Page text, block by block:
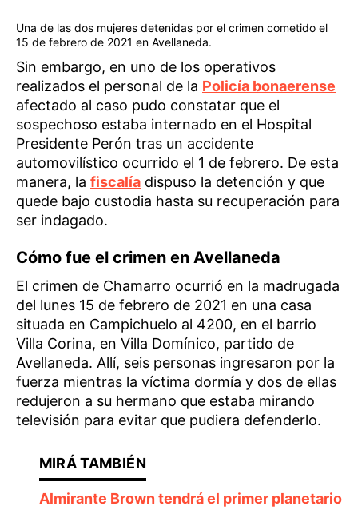
Una de las dos mujeres detenidas por el crimen cometido el
15 de febrero de 2021 en Avellaneda.
Sin embargo, en uno de los operativos
realizados el personal de la Policía bonaerense
afectado al caso pudo constatar que el
sospechoso estaba internado en el Hospital
Presidente Perón tras un accidente
automovilístico ocurrido el 1 de febrero. De esta
manera, la fiscalía dispuso la detención y que
quede bajo custodia hasta su recuperación para
ser indagado.
Cómo fue el crimen en Avellaneda
El crimen de Chamarro ocurrió en la madrugada
del lunes 15 de febrero de 2021 en una casa
situada en Campichuelo al 4200, en el barrio
Villa Corina, en Villa Domínico, partido de
Avellaneda. Allí, seis personas ingresaron por la
fuerza mientras la víctima dormía y dos de ellas
redujeron a su hermano que estaba mirando
televisión para evitar que pudiera defenderlo.
Almirante Brown tendrá el primer planetario